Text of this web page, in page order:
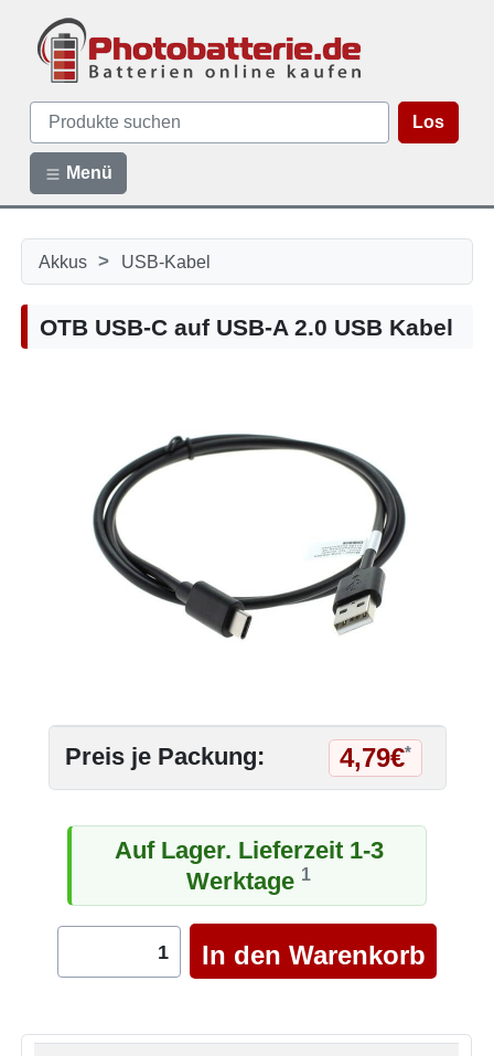
Los
Menü
Akkus > USB-Kabel
OTB USB-C auf USB-A 2.0 USB Kabel
Preis je Packung: 4,79€*
Auf Lager. Lieferzeit 1-3
Werktage 1